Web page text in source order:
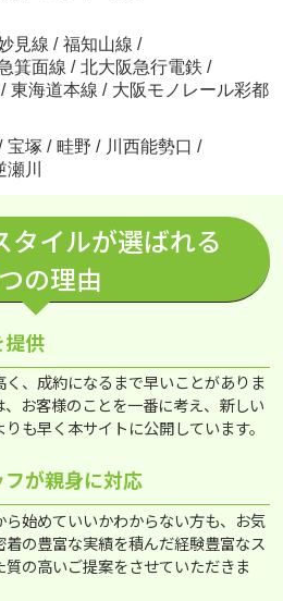
見線 / 福知山線 /
箕面線 / 北大阪急行電鉄 /
/ 東海道本線 / 大阪モノレール彩都
宝塚 / 畦野 / 川西能勢口 /
瀬川
タイルが選ばれる
つの理由
供
、成約になるまで早いことがありま
お客様のことを一番に考え、新しい
も早く本サイトに公開しています。
が親身に対応
始めていいかわからない方も、お気
の豊富な実績を積んだ経験豊富なス
の高いご提案をさせていただきま